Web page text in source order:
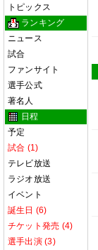
トピックス
ランキング
ニュース
試合
ファンサイト
選手公式
著名人
日程
予定
試合 (1)
テレビ放送
ラジオ放送
イベント
誕生日 (6)
チケット発売 (4)
選手出演 (3)